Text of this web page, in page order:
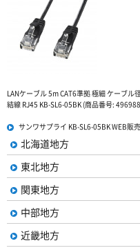
LANケーブル 5m CAT6準拠 極細 ケーブ
結線 RJ45 KB-SL6-05BK (商品番号:
サンワサプライ KB-SL6-05BK WEB販
北海道地方
東北地方
関東地方
中部地方
近畿地方